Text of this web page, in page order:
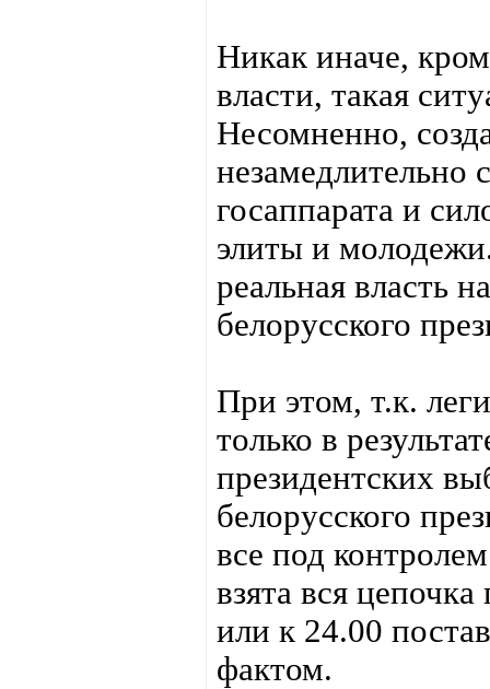
Никак иначе,
власти, такая
Несомненно,
незамедлительно
госаппарата и
элиты и
реальная власть
белорусского
При этом, т.к.
только в
президентских
белорусского
все под
взята вся
или к 24.00
фактом.